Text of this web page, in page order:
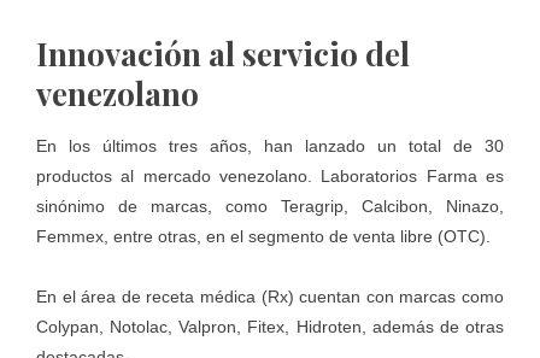
Innovación al servicio del
venezolano
En los últimos tres años, han lanzado un total de 30
productos al mercado venezolano. Laboratorios Farma es
sinónimo de marcas, como Teragrip, Calcibon, Ninazo,
Femmex, entre otras, en el segmento de venta libre (OTC).
En el área de receta médica (Rx) cuentan con marcas como
Colypan, Notolac, Valpron, Fitex, Hidroten, además de otras